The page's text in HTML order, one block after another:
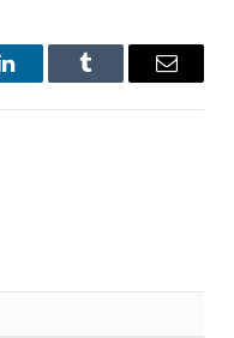
LinkedInTumblr Email